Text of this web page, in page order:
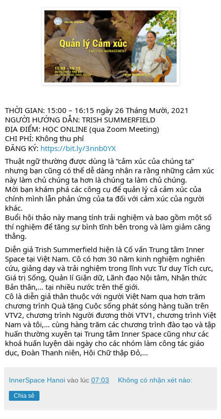
THỜI GIAN: 15:00 – 16:15 ngày 26 Tháng Mười, 2021
NGƯỜI HƯỚNG DẪN: TRISH SUMMERFIELD
ĐỊA ĐIỂM: HỌC ONLINE (qua Zoom Meeting)
CHI PHÍ: Không thu phí
ĐĂNG KÝ: https://bit.ly/3nnb0YX
Thuật ngữ thường được dùng là “cảm xúc của chúng ta”
nhưng bạn cũng có thể dễ dàng nhận ra rằng những cảm xúc
này làm chủ chúng ta hơn là chúng ta làm chủ chúng.
Mời bạn khám phá các công cụ để quản lý cả cảm xúc của
chính mình lẫn phản ứng của ta đối với cảm xúc của người
khác.
Buổi hội thảo này mang tính trải nghiệm và bao gồm một số
thí nghiệm để tăng sự bình tĩnh bên trong và làm giảm căng
thẳng.
Diễn giả Trish Summerfield hiện là Cố vấn Trung tâm Inner
Space tại Việt Nam. Cô có hơn 30 năm kinh nghiệm nghiên
cứu, giảng dạy và trải nghiệm trong lĩnh vực Tư duy Tích cực,
Giá trị Sống, Quản lí Giận dữ, Lãnh đạo Nội tâm, Nhận thức
Bản thân,… tại nhiều nước trên thế giới.
Cô là diễn giả thân thuộc với người Việt Nam qua hơn trăm
chương trình Quà tặng Cuộc sống phát sóng hàng tuần trên
VTV2, chương trình Người đương thời VTV1, chương trình Việt
Nam và tôi,… cùng hàng trăm các chương trình đào tạo và tập
huấn thường xuyên tại Trung tâm Inner Space cũng như các
khoá huấn luyện dài ngày cho các nhóm làm công tác giáo
dục, Đoàn Thanh niên, Hội Chữ thập Đỏ,…
InnerSpace Hanoi vào lúc 07:03 Không có nhận xét nào:
Chia sẻ